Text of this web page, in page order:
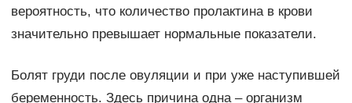
вероятность, что количество пролактина в крови
значительно превышает нормальные показатели.
Болят груди после овуляции и при уже наступившей
беременность. Здесь причина одна – организм